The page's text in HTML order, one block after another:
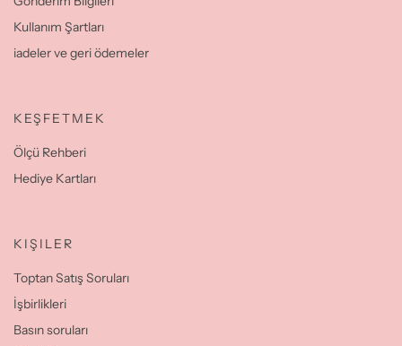
Kullanım Şartları
iadeler ve geri ödemeler
KEŞFETMEK
Ölçü Rehberi
Hediye Kartları
KIŞILER
Toptan Satış Soruları
İşbirlikleri
Basın soruları